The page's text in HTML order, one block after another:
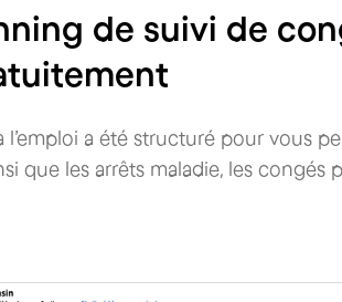
de suivi de
a été structuré pour vous
que les arrêts maladie, les congés